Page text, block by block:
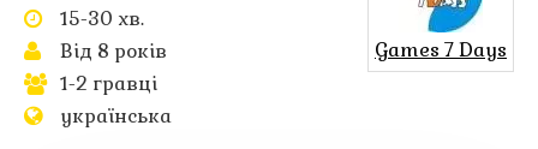
15-30 хв.
Від 8 років
1-2 гравці
українська
Games 7 Days